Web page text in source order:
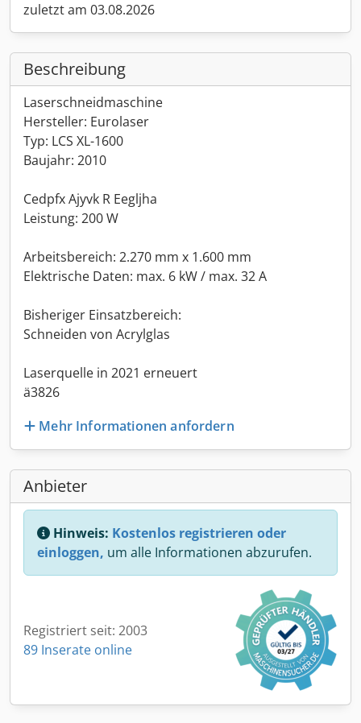
zuletzt am 03.08.2026
Beschreibung
Laserschneidmaschine
Hersteller: Eurolaser
Typ: LCS XL-1600
Baujahr: 2010
Cedpfx Ajyvk R Eegljha
Leistung: 200 W
Arbeitsbereich: 2.270 mm x 1.600 mm
Elektrische Daten: max. 6 kW / max. 32 A
Bisheriger Einsatzbereich:
Schneiden von Acrylglas
Laserquelle in 2021 erneuert
ä3826
Mehr Informationen anfordern
Anbieter
Hinweis: Kostenlos registrieren oder
einloggen, um alle Informationen abzurufen.
Registriert seit: 2003
89 Inserate online